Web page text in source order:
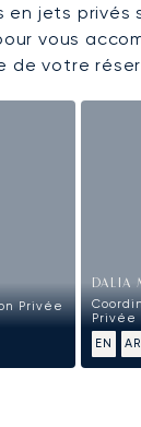
en jets privés
vous
de votre
Privée
DALIA
Privée
EN
AR